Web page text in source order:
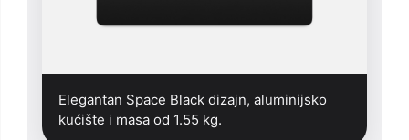
Elegantan Space Black dizajn, aluminijsko
kućište i masa od 1.55 kg.